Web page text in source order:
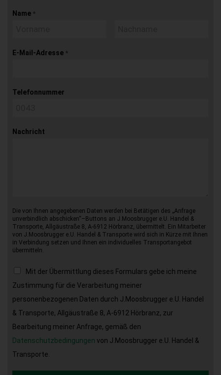
Name *
E-Mail-Adresse *
Telefonnummer
Nachricht
Die von Ihnen angegebenen Daten werden bei Betätigen des „Anfrage
unverbindlich abschicken“–Buttons an J.Moosbrugger e.U. Handel &
Transporte, Allgäustraße 8, A-6912 Hörbranz, übermittelt. Ein Mitarbeiter
von J.Moosbrugger e.U. Handel & Transporte wird sich in Kürze mit Ihnen
in Verbindung setzen und Ihnen ein individuelles Transportangebot
übermitteln.
Mit der Übermittlung dieses Formulars gebe ich meine
Zustimmung für die Verarbeitung meiner
personenbezogenen Daten durch J.Moosbrugger e.U. Handel
& Transporte, Allgäustraße 8, A-6912 Hörbranz, zur
Bearbeitung meiner Anfrage, gemäß den
Datenschutzbedingungen von J.Moosbrugger e.U. Handel &
Transporte.